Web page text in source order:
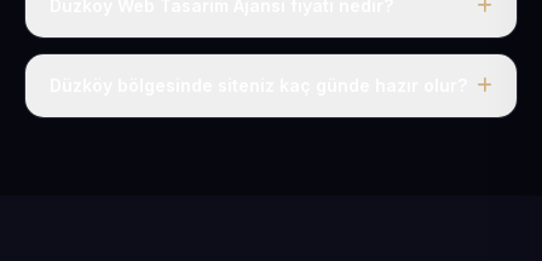
Tek fiyat uygulanır: yıllık 50 USD + KDV. Bu bedele alan